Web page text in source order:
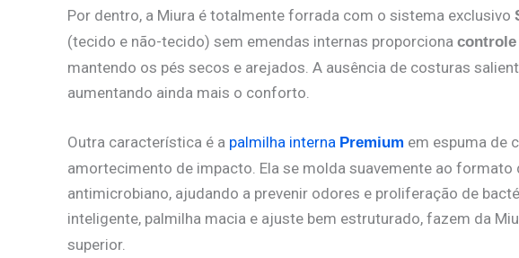
Por dentro, a Miura é totalmente forrada com o sistema exclusivo
(tecido e não-tecido) sem emendas internas proporciona
mantendo os pés secos e arejados. A ausência de costuras
aumentando ainda mais o conforto.
Outra característica é a palmilha interna Premium em espuma de
amortecimento de impacto. Ela se molda suavemente ao
antimicrobiano, ajudando a prevenir odores e proliferação de
inteligente, palmilha macia e ajuste bem estruturado, fazem da
superior.